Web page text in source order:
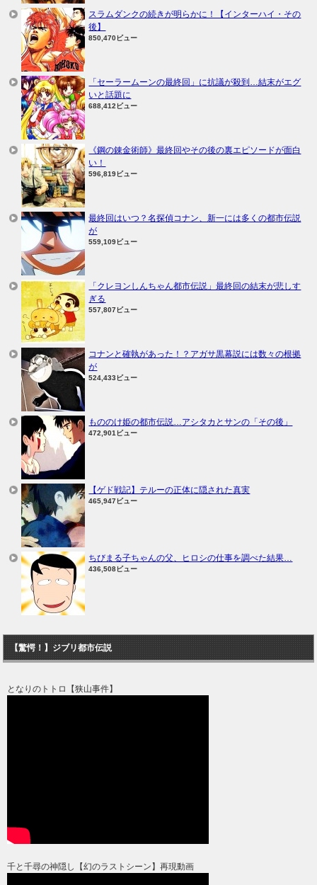
スラムダンクの続きが明らかに！【インターハイ・その
後】
850,470ビュー
「セーラームーンの最終回」に抗議が殺到…結末がエグ
いと話題に
688,412ビュー
《鋼の錬金術師》最終回やその後の裏エピソードが面白
い！
596,819ビュー
最終回はいつ？名探偵コナン、新一には多くの都市伝説
が
559,109ビュー
「クレヨンしんちゃん都市伝説」最終回の結末が悲しす
ぎる
557,807ビュー
コナンと確執があった！？アガサ黒幕説には数々の根拠
が
524,433ビュー
もののけ姫の都市伝説…アシタカとサンの「その後」
472,901ビュー
【ゲド戦記】テルーの正体に隠された真実
465,947ビュー
ちびまる子ちゃんの父、ヒロシの仕事を調べた結果…
436,508ビュー
【驚愕！】ジブリ都市伝説
となりのトトロ【狭山事件】
千と千尋の神隠し【幻のラストシーン】再現動画